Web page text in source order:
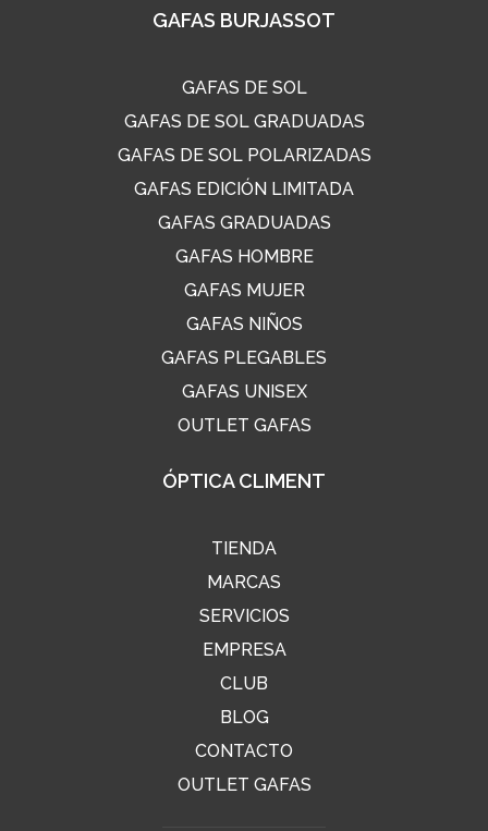
GAFAS BURJASSOT
GAFAS DE SOL
GAFAS DE SOL GRADUADAS
GAFAS DE SOL POLARIZADAS
GAFAS EDICIÓN LIMITADA
GAFAS GRADUADAS
GAFAS HOMBRE
GAFAS MUJER
GAFAS NIÑOS
GAFAS PLEGABLES
GAFAS UNISEX
OUTLET GAFAS
ÓPTICA CLIMENT
TIENDA
MARCAS
SERVICIOS
EMPRESA
CLUB
BLOG
CONTACTO
OUTLET GAFAS